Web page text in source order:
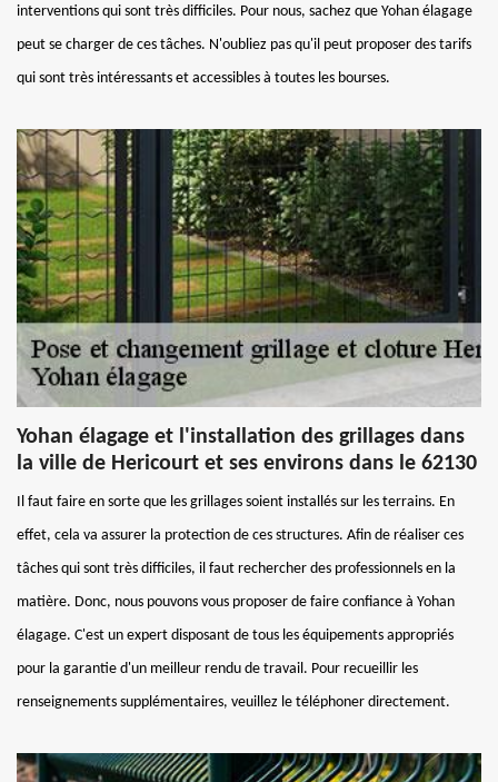
interventions qui sont très difficiles. Pour nous, sachez que Yohan élagage
peut se charger de ces tâches. N'oubliez pas qu'il peut proposer des tarifs
qui sont très intéressants et accessibles à toutes les bourses.
Yohan élagage et l'installation des grillages dans
la ville de Hericourt et ses environs dans le 62130
Il faut faire en sorte que les grillages soient installés sur les terrains. En
effet, cela va assurer la protection de ces structures. Afin de réaliser ces
tâches qui sont très difficiles, il faut rechercher des professionnels en la
matière. Donc, nous pouvons vous proposer de faire confiance à Yohan
élagage. C'est un expert disposant de tous les équipements appropriés
pour la garantie d'un meilleur rendu de travail. Pour recueillir les
renseignements supplémentaires, veuillez le téléphoner directement.